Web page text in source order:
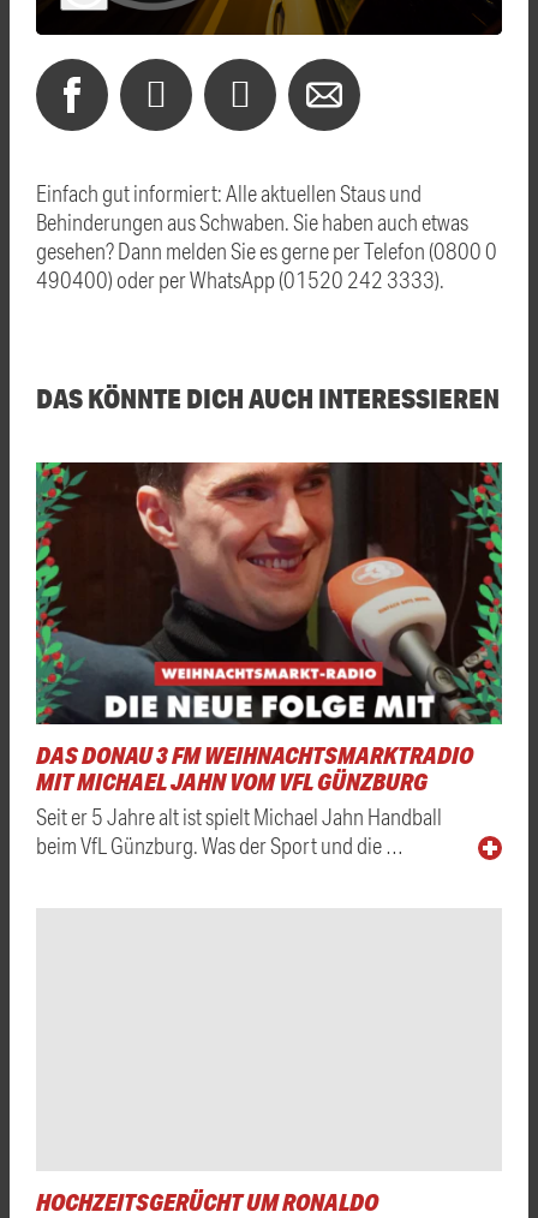
Einfach gut informiert: Alle aktuellen Staus und
Behinderungen aus Schwaben. Sie haben auch etwas
gesehen? Dann melden Sie es gerne per Telefon (0800 0
490400) oder per WhatsApp (01520 242 3333).
DAS KÖNNTE DICH AUCH INTERESSIEREN
DAS DONAU 3 FM WEIHNACHTSMARKTRADIO
MIT MICHAEL JAHN VOM VFL GÜNZBURG
Seit er 5 Jahre alt ist spielt Michael Jahn Handball
beim VfL Günzburg. Was der Sport und die …
HOCHZEITSGERÜCHT UM RONALDO